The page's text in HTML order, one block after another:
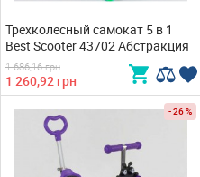
Трехколесный самокат 5 в 1
Best Scooter 43702 Абстракция
1 686,16 грн
1 260,92 грн
- 26 %